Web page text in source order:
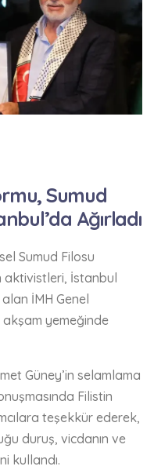
Sumud
Ağırladı
Sumud Filosu
İstanbul
İMH Genel
akşam yemeğinde
Güney’in selamlama
Filistin
teşekkür ederek,
duruş, vicdanın ve
kullandı.